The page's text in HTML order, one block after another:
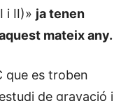
i II)» ja tenen
mateix any.
que es troben
de gravació i